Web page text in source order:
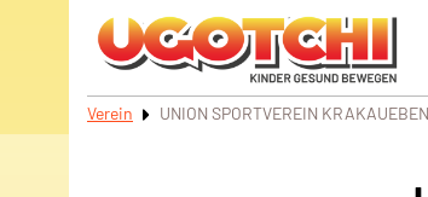
Verein UNION SPORTVEREIN